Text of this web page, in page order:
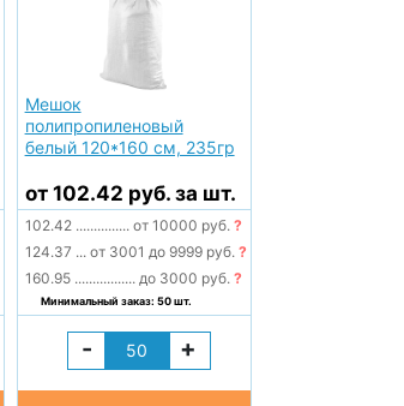
Мешок
полипропиленовый
белый 120*160 см, 235гр
от 102.42 руб. за шт.
102.42 ............... от 10000 руб. ?
124.37 ... от 3001 до 9999 руб. ?
160.95 ................. до 3000 руб. ?
Минимальный заказ: 50 шт.
- +